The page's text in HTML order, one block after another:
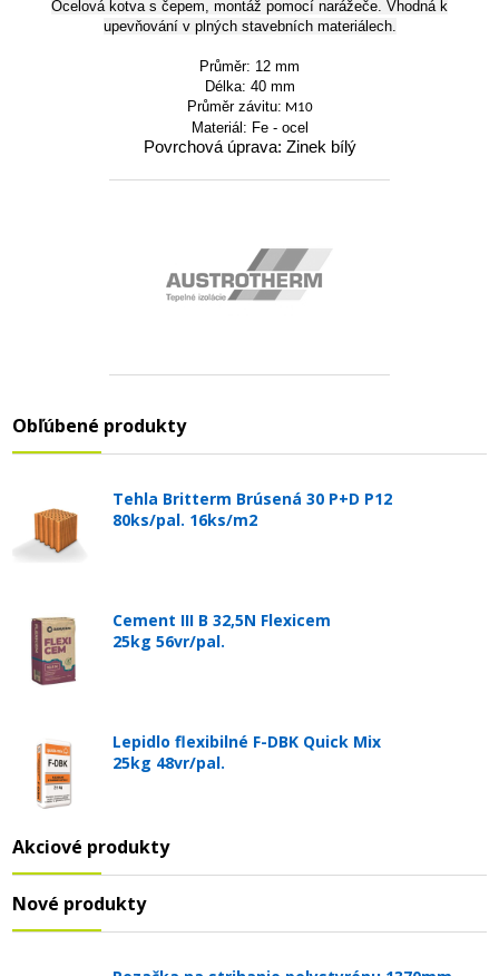
Ocelová kotva s čepem, montáž pomocí narážeče. Vhodná k
upevňování v plných stavebních materiálech.
Průměr: 12 mm
Délka: 40 mm
Průměr závitu: M10
Materiál: Fe - ocel
Povrchová úprava: Zinek bílý
Obľúbené produkty
Tehla Britterm Brúsená 30 P+D P12
80ks/pal. 16ks/m2
Cement III B 32,5N Flexicem
25kg 56vr/pal.
Lepidlo flexibilné F-DBK Quick Mix
25kg 48vr/pal.
Akciové produkty
Nové produkty